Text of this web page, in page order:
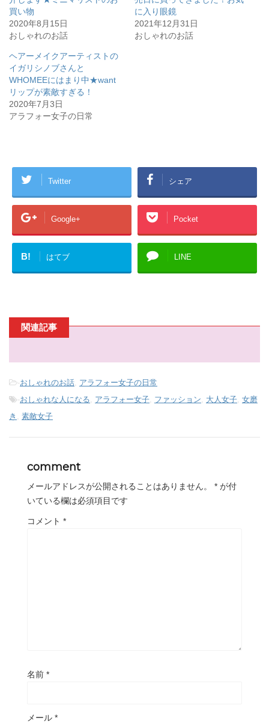
(
新
し
い
ウ
ィ
ド
ウ
で
開
き
ま
す
)
ク
し
て
く
さ
い
新
し
い
ウ
ィ
ン
ド
買い物
2020年8月15日
おしゃれのお話
に入り眼鏡
2021年12月31日
おしゃれのお話
ヘアーメイクアーティストの
イガリシノブさんと
WHOMEEにはまり中★want
リップが素敵すぎる！
2020年7月3日
アラフォー女子の日常
Twitter シェア
Google+ Pocket
B! はてブ LINE
関連記事
-おしゃれのお話 アラフォー女子の日常
-おしゃれな人になる アラフォー女子 ファッション 大人女子 女磨
き
素敵女子
comment
メールアドレスが公開されることはありません。 * が付
いている欄は必須項目です
コメント *
名前 *
メール *